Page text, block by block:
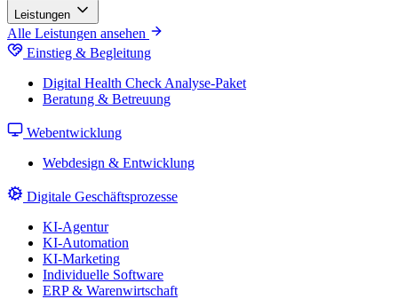
Leistungen
Alle Leistungen ansehen
Einstieg & Begleitung
Digital Health Check Analyse-Paket
Beratung & Betreuung
Webentwicklung
Webdesign & Entwicklung
Digitale Geschäftsprozesse
KI-Agentur
KI-Automation
KI-Marketing
Individuelle Software
ERP & Warenwirtschaft